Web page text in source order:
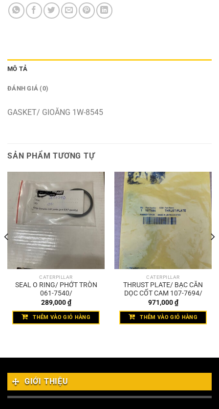
MÔ TẢ
ĐÁNH GIÁ (0)
GASKET/ GIOĂNG 1W-8545
SẢN PHẨM TƯƠNG TỰ
CATERPILLAR
SEAL O RING/ PHỚT TRÒN
061-7540/
289,000₫
THÊM VÀO GIỎ HÀNG
CATERPILLAR
THRUST PLATE/ BẠC CĂN
DỌC CỐT CAM 107-7694/
971,000₫
THÊM VÀO GIỎ HÀNG
GIỚI THIỆU